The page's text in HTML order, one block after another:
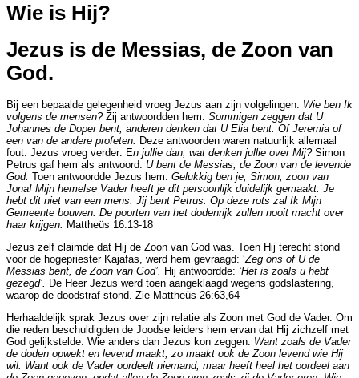
Wie is Hij?
Jezus is de Messias, de Zoon van
God.
Bij een bepaalde gelegenheid vroeg Jezus aan zijn volgelingen: Wie ben Ik
volgens de mensen? Zij antwoordden hem: Sommigen zeggen dat U
Johannes de Doper bent, anderen denken dat U Elia bent. Of Jeremia of
een van de andere profeten. Deze antwoorden waren natuurlijk allemaal
fout. Jezus vroeg verder: En jullie dan, wat denken jullie over Mij?Simon
Petrus gaf hem als antwoord: U bent de Messias, de Zoon van de levende
God. Toen antwoordde Jezus hem: Gelukkig ben je, Simon, zoon van
Jona! Mijn hemelse Vader heeft je dit persoonlijk duidelijk gemaakt. Je
hebt dit niet van een mens. Jij bent Petrus. Op deze rots zal Ik Mijn
Gemeente bouwen. De poorten van het dodenrijk zullen nooit macht over
haar krijgen. Mattheüs 16:13-18
Jezus zelf claimde dat Hij de Zoon van God was. Toen Hij terecht stond
voor de hogepriester Kajafas, werd hem gevraagd: ‘Zeg ons of U de
Messias bent, de Zoon van God’.
Hij antwoordde: ‘Het is zoals u hebt
gezegd’.
De Heer Jezus werd toen aangeklaagd wegens godslastering,
waarop de doodstraf stond. Zie Mattheüs 26:63,64
Herhaaldelijk sprak Jezus over zijn relatie als Zoon met God de Vader. Om
die reden beschuldigden de Joodse leiders hem ervan dat Hij zichzelf met
God gelijkstelde. Wie anders dan Jezus kon zeggen: Want zoals de Vader
de doden opwekt en levend maakt, zo maakt ook de Zoon levend wie Hij
wil. Want ook de Vader oordeelt niemand, maar heeft heel het oordeel aan